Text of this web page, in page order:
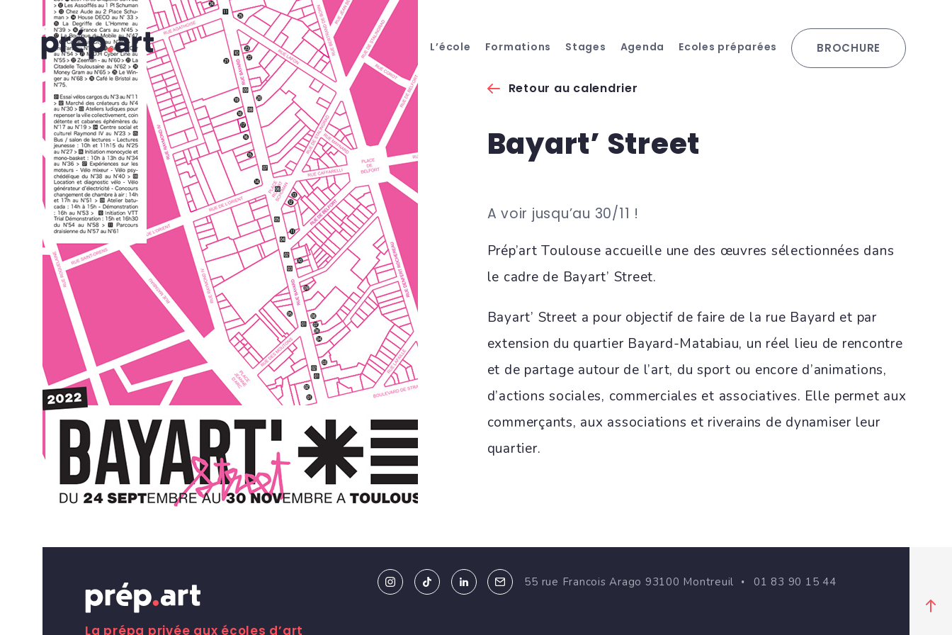
L’école Formations Stages Agenda Ecoles préparées BROCHURE
24-24 Sept 2022
10:00 - 18:00
Partager
Retour au calendrier
Bayart’ Street
A voir jusqu’au 30/11 !
Prép’art Toulouse accueille une des œuvres sélectionnées dans
le cadre de Bayart’ Street.
Bayart’ Street a pour objectif de faire de la rue Bayard et par
extension du quartier Bayard-Matabiau, un réel lieu de rencontre
et de partage autour de l’art, du sport ou encore d’animations,
d’actions sociales, commerciales et associatives. Elle permet aux
commerçants, aux associations et riverains de dynamiser leur
quartier.
La prépa privée aux écoles d’art
55 rue Francois Arago 93100 Montreuil 01 83 90 15 44